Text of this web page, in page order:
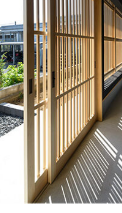
2026/03/19
2026.3.28-29【川
館】完成見学会の…
2026/08/07
2026.8.22-23【所
完成見学会